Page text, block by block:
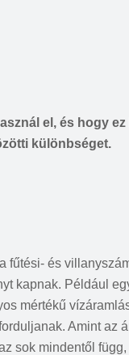
el, és hogy
különbséget.
és
kapnak. Például
mértékű
Amint
sok mindentől